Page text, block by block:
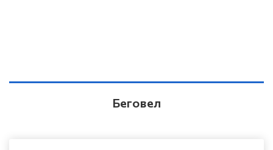
Беговел